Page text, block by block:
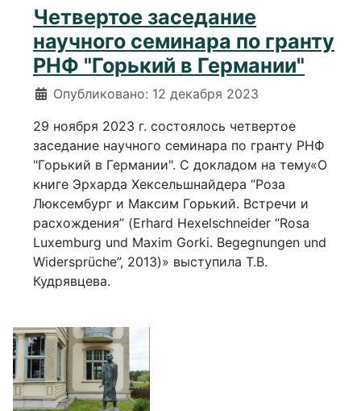
Четвертое заседание
научного семинара по гранту
РНФ "Горький в Германии"
Информация о материале
Опубликовано: 12 декабря 2023
29 ноября 2023 г. состоялось четвертое
заседание научного семинара по гранту РНФ
"Горький в Германии". С докладом на тему«О
книге Эрхарда Хексельшнайдера “Роза
Люксембург и Максим Горький. Встречи и
расхождения” (Erhard Hexelschneider “Rosa
Luxemburg und Maxim Gorki. Begegnungen und
Widersprüche”, 2013)» выступила Т.В.
Кудрявцева.